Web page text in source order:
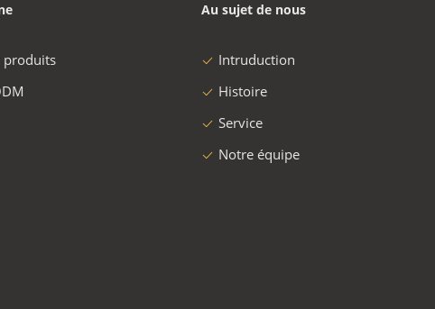
produits
Au sujet de nous
Intruduction
Histoire
Service
Notre équipe